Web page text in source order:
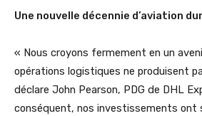
Une nouvelle décennie d’aviation
« Nous croyons fermement en un
opérations logistiques ne produisent
déclare John Pearson, PDG de DHL
conséquent, nos investissements